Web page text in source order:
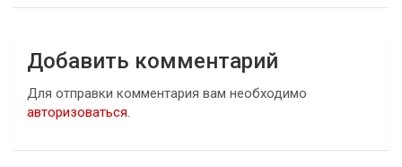
Добавить комментарий
Для отправки комментария вам необходимо
авторизоваться.